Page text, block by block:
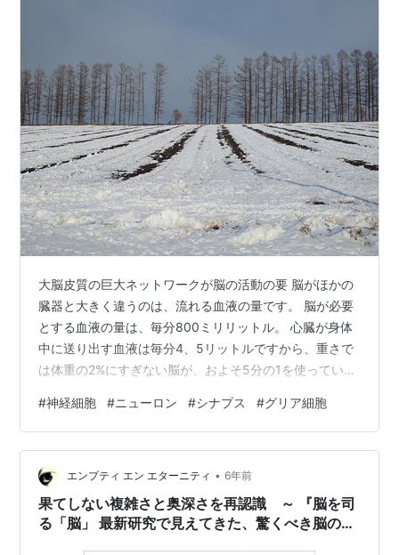
大脳皮質の巨大ネットワークが脳の活動の要 脳がほかの
臓器と大きく違うのは、流れる血液の量です。 脳が必要
とする血液の量は、毎分800ミリリットル。 心臓が身体
中に送り出す血液は毎分4、5リットルですから、重さで
は体重の2%にすぎない脳が、およそ5分の1を使っている
令塔である前頭連合野です。 脳は、およそ10%の神経細
胞(ニューロン)と、90%のグリア細胞(神経膠細胞)で構成
されています。 主役は脳の全体の10%しかない神経細胞
で、情報処理という脳の機能を支えています。 グリア細
胞は、栄養補給などで神経細胞を助けています。 神経細
胞を構成する物…
#神経細胞 #ニューロン #シナプス #グリア細胞
エンプティ エン エターニティ • 6年前
果てしない複雑さと奥深さを再認識 ～ 『脳を司
る「脳」 最新研究で見えてきた、驚くべき脳のは